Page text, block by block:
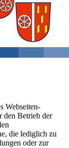
Webseiten-
den Betrieb der
die lediglich zu
oder zur